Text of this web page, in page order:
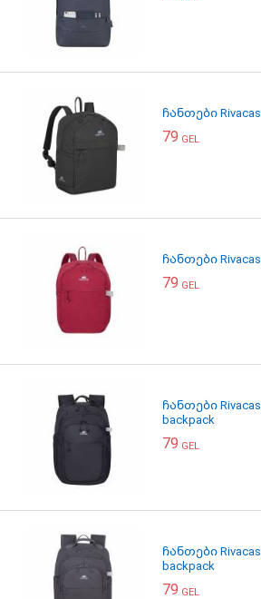
ჩანთები
79 GEL
ჩანთები
79 GEL
ჩანთები
backpack
79 GEL
ჩანთები
backpack
79 GEL